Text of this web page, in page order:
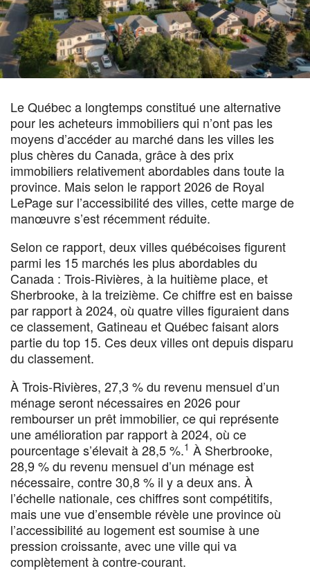
Le Québec a longtemps constitué une alternative
pour les acheteurs immobiliers qui n’ont pas les
moyens d’accéder au marché dans les villes les
plus chères du Canada, grâce à des prix
immobiliers relativement abordables dans toute la
province. Mais selon le rapport 2026 de Royal
LePage sur l’accessibilité des villes, cette marge de
manœuvre s’est récemment réduite.
Selon ce rapport, deux villes québécoises figurent
parmi les 15 marchés les plus abordables du
Canada : Trois-Rivières, à la huitième place, et
Sherbrooke, à la treizième. Ce chiffre est en baisse
par rapport à 2024, où quatre villes figuraient dans
ce classement, Gatineau et Québec faisant alors
partie du top 15. Ces deux villes ont depuis disparu
du classement.
À Trois-Rivières, 27,3 % du revenu mensuel d’un
ménage seront nécessaires en 2026 pour
rembourser un prêt immobilier, ce qui représente
une amélioration par rapport à 2024, où ce
pourcentage s’élevait à 28,5 %.1 À Sherbrooke,
28,9 % du revenu mensuel d’un ménage est
nécessaire, contre 30,8 % il y a deux ans. À
l’échelle nationale, ces chiffres sont compétitifs,
mais une vue d’ensemble révèle une province où
l’accessibilité au logement est soumise à une
pression croissante, avec une ville qui va
complètement à contre-courant.